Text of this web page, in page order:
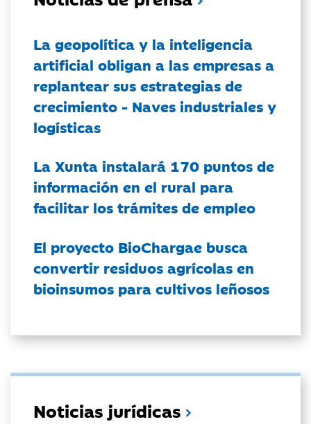
La geopolítica y la inteligencia
artificial obligan a las empresas a
replantear sus estrategias de
crecimiento - Naves industriales y
logísticas
La Xunta instalará 170 puntos de
información en el rural para
facilitar los trámites de empleo
El proyecto BioChargae busca
convertir residuos agrícolas en
bioinsumos para cultivos leñosos
Noticias jurídicas